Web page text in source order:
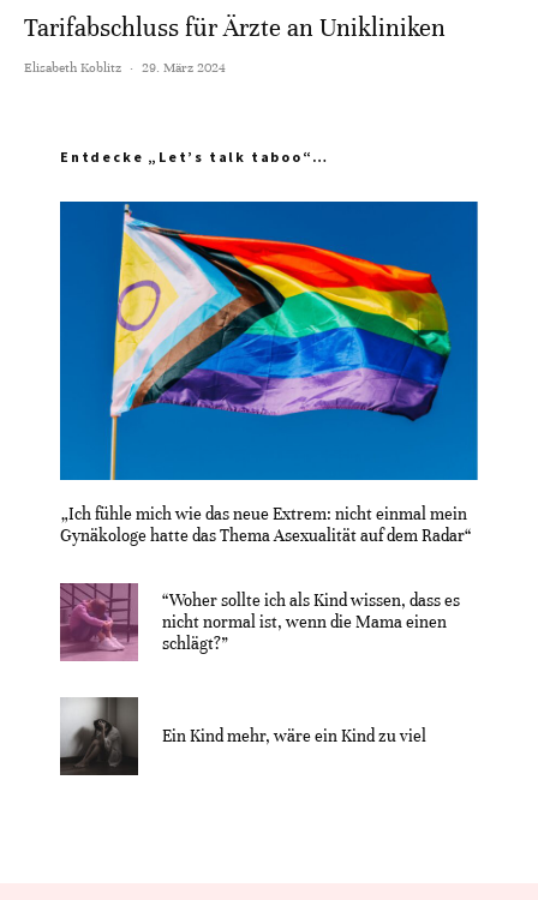
Tarifabschluss für Ärzte an Unikliniken
Elisabeth Koblitz · 29. März 2024
Entdecke „Let’s talk taboo“…
„Ich fühle mich wie das neue Extrem: nicht einmal mein
Gynäkologe hatte das Thema Asexualität auf dem Radar“
“Woher sollte ich als Kind wissen, dass es
nicht normal ist, wenn die Mama einen
schlägt?”
Ein Kind mehr, wäre ein Kind zu viel